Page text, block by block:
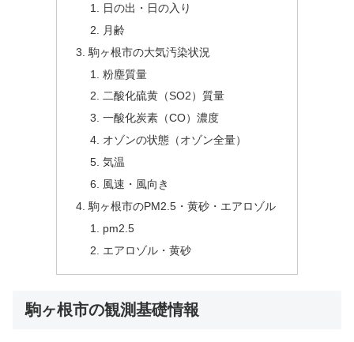
日の出・日の入り
月齢
駒ヶ根市の大気汚染状況
粉塵質量
二酸化硫黄（SO2）質量
一酸化炭素（CO）濃度
オゾンの状態（オゾン全量）
気温
風速・風向き
駒ヶ根市のPM2.5・黄砂・エアロゾル
pm2.5
エアロゾル・黄砂
駒ヶ根市の観測基礎情報